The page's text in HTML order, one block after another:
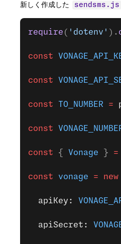
新しく作成した
sendsms.js
require ( 'dotenv' ).
const
const
const TO_NUMBER =
const
const { Vonage } =
const vonage = new
apiKey:
apiSecret: